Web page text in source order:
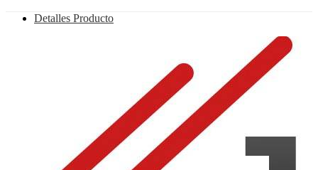
Detalles Producto